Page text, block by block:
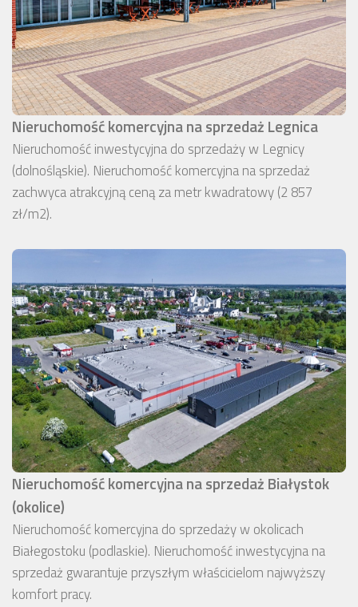
Nieruchomość komercyjna na sprzedaż Legnica
Nieruchomość inwestycyjna do sprzedaży w Legnicy
(dolnośląskie). Nieruchomość komercyjna na sprzedaż
zachwyca atrakcyjną ceną za metr kwadratowy (2 857
zł/m2).
Nieruchomość komercyjna na sprzedaż Białystok
(okolice)
Nieruchomość komercyjna do sprzedaży w okolicach
Białegostoku (podlaskie). Nieruchomość inwestycyjna na
sprzedaż gwarantuje przyszłym właścicielom najwyższy
komfort pracy.